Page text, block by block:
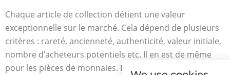
Chaque article de collection détient une valeur
exceptionnelle sur le marché. Cela dépend de plusieurs
critères : rareté, ancienneté, authenticité, valeur initiale,
nombre d’acheteurs potentiels etc. Il en est de même
pour les pièces de monnaies. Le marché de la